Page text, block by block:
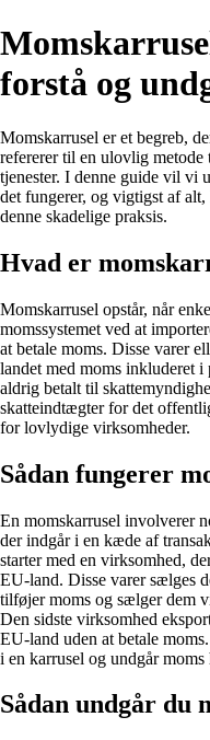
forstå og
Momskarrusel er et begreb,
refererer til en ulovlig metode
tjenester. I denne guide vil vi
det fungerer, og vigtigst af
denne skadelige praksis.
Hvad er
Momskarrusel opstår, når
momssystemet ved at
at betale moms. Disse varer
landet med moms inkluderet
aldrig betalt til
skatteindtægter for det
for lovlydige virksomheder.
Sådan fungerer
En momskarrusel involverer
der indgår i en kæde af
starter med en virksomhed,
EU-land. Disse varer sælges
tilføjer moms og sælger dem
Den sidste virksomhed
EU-land uden at betale
i en karrusel og undgår
Sådan undgår du